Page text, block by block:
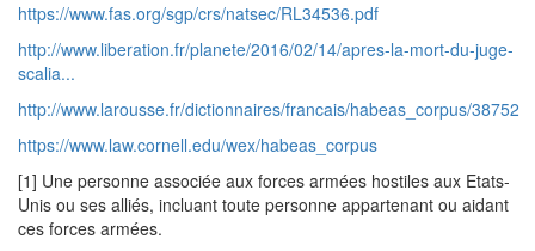
https://www.fas.org/sgp/crs/natsec/RL34536.pdf
http://www.liberation.fr/planete/2016/02/14/apres-la-mort-du-juge-
scalia...
http://www.larousse.fr/dictionnaires/francais/habeas_corpus/38752
https://www.law.cornell.edu/wex/habeas_corpus
[1] Une personne associée aux forces armées hostiles aux Etats-
Unis ou ses alliés, incluant toute personne appartenant ou aidant
ces forces armées.